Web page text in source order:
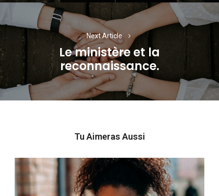
Next Article
Next
post:
Le ministère et la
reconnaissance.
Tu Aimeras Aussi